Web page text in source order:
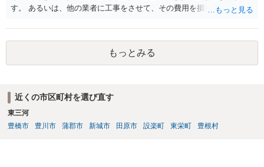
圧的で、相談者様が恐怖を感じるのは無理もないことかと思います。
取った」ということについて説明を求める旨を記載した通知書を送り
士に任せることができ、相手方と話さなければならないという精神的
なご負担をなくすこともできます。 相手方に恐怖を感じ、ご自身で話
し合いを行うことができそうにないようでしたら、一度弁護士に依頼
することをご検討いただくのがよろしいかもしれません。 ご参考にな
す。 あるいは、他の業者に工事をさせて、その費用を損害として請求
もっとみる
近くの市区町村を選び直す
東三河
豊橋市
豊川市 蒲郡市 新城市 田原市 設楽町 東栄町 豊根村